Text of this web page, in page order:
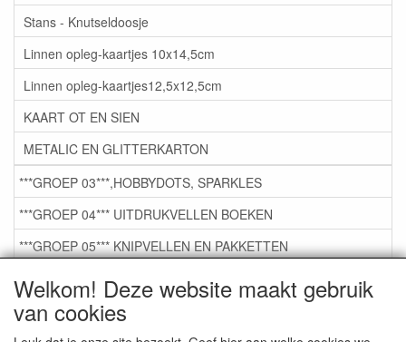
Welkom! Deze website maakt gebruik
van cookies
Stans - Knutseldoosje
Linnen opleg-kaartjes 10x14,5cm
Linnen opleg-kaartjes12,5x12,5cm
KAART OT EN SIEN
METALIC EN GLITTERKARTON
***GROEP 03***,HOBBYDOTS, SPARKLES
***GROEP 04*** UITDRUKVELLEN BOEKEN
***GROEP 05*** KNIPVELLEN EN PAKKETTEN
***GROEP 06*** TAPE/LIJM SNIJMALLEN STEMPELS
***GROEP 07*** KAARTEN +SCRAP TOEBEHOREN